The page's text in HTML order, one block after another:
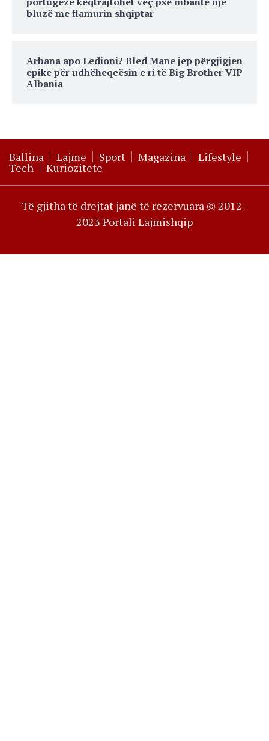
bluzë me flamurin shqiptar
Arbana apo Ledioni? Bled Mane jep përgjigjen
epike për udhëheqeësin e ri të Big Brother VIP
Albania
Ballina Lajme Sport Magazina Lifestyle
Tech Kuriozitete
Të gjitha të drejtat janë të rezervuara © 2012 -
2023 Portali Lajmishqip